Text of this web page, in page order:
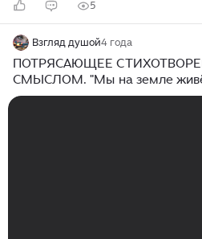
5
Взгляд душой4 года
ПОТРЯСАЮЩЕЕ
СМЫСЛОМ. "Мы на земле
Дементьев